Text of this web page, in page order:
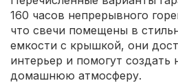
160 часов непрерывного
что свечи помещены в
емкости с крышкой, они
интерьер и помогут
домашнюю атмосферу.